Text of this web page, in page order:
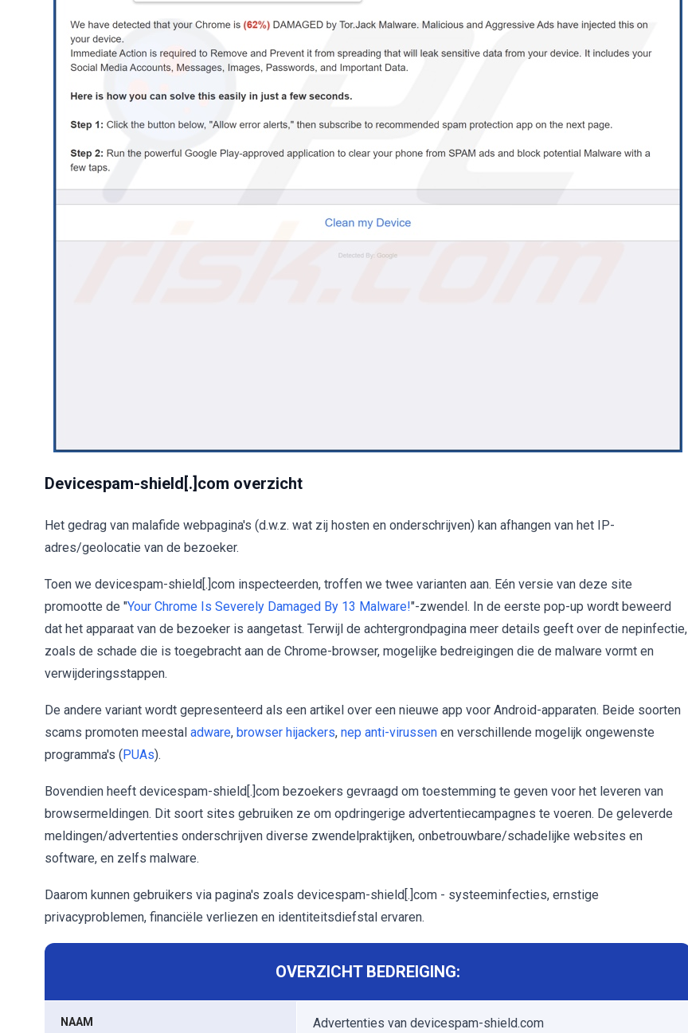
Devicespam-shield[.]com overzicht
Het gedrag van malafide webpagina's (d.w.z. wat zij hosten en onderschrijven) kan afhangen van het IP-
adres/geolocatie van de bezoeker.
Toen we devicespam-shield[.]com inspecteerden, troffen we twee varianten aan. Eén versie van deze site
promootte de "Your Chrome Is Severely Damaged By 13 Malware!"-zwendel. In de eerste pop-up wordt beweerd
dat het apparaat van de bezoeker is aangetast. Terwijl de achtergrondpagina meer details geeft over de nepinfectie,
zoals de schade die is toegebracht aan de Chrome-browser, mogelijke bedreigingen die de malware vormt en
verwijderingsstappen.
De andere variant wordt gepresenteerd als een artikel over een nieuwe app voor Android-apparaten. Beide soorten
scams promoten meestal adware, browser hijackers, nep anti-virussen en verschillende mogelijk ongewenste
programma's (PUAs).
Bovendien heeft devicespam-shield[.]com bezoekers gevraagd om toestemming te geven voor het leveren van
browsermeldingen. Dit soort sites gebruiken ze om opdringerige advertentiecampagnes te voeren. De geleverde
meldingen/advertenties onderschrijven diverse zwendelpraktijken, onbetrouwbare/schadelijke websites en
software, en zelfs malware.
Daarom kunnen gebruikers via pagina's zoals devicespam-shield[.]com - systeeminfecties, ernstige
privacyproblemen, financiële verliezen en identiteitsdiefstal ervaren.
OVERZICHT BEDREIGING:
NAAM Advertenties van devicespam-shield.com